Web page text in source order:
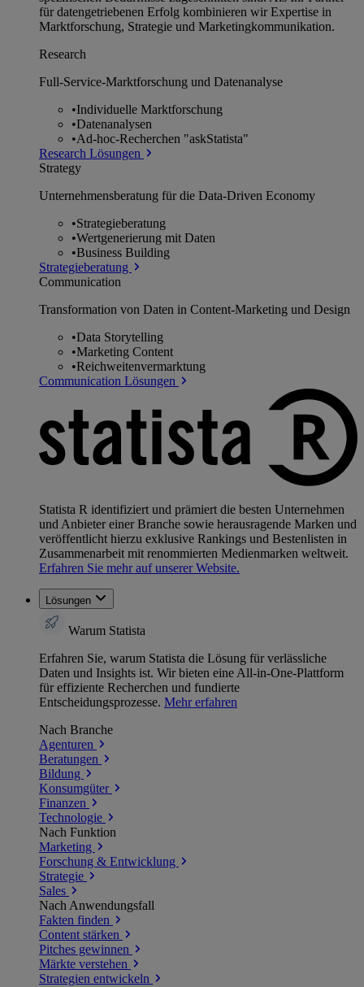
für datengetriebenen Erfolg kombinieren wir Expertise in
Marktforschung, Strategie und Marketingkommunikation.
Research
Full-Service-Marktforschung und Datenanalyse
•Individuelle Marktforschung
•Datenanalysen
•Ad-hoc-Recherchen "askStatista"
Research Lösungen
Strategy
Unternehmens­beratung für die Data-Driven Economy
•Strategieberatung
•Wertgenerierung mit Daten
•Business Building
Strategieberatung
Communication
Transformation von Daten in Content-Marketing und Design
•Data Storytelling
•Marketing Content
•Reichweitenvermarktung
Communication Lösungen
Statista R identifiziert und prämiert die besten Unternehmen
und Anbieter einer Branche sowie herausragende Marken und
veröffentlicht hierzu exklusive Rankings und Bestenlisten in
Zusammenarbeit mit renommierten Medienmarken weltweit.
Erfahren Sie mehr auf unserer Website.
Lösungen
Warum Statista
Erfahren Sie, warum Statista die Lösung für verlässliche
Daten und Insights ist. Wir bieten eine All-in-One-Plattform
für effiziente Recherchen und fundierte
Entscheidungsprozesse. Mehr erfahren
Nach Branche
Agenturen
Beratungen
Bildung
Konsumgüter
Finanzen
Technologie
Nach Funktion
Marketing
Forschung & Entwicklung
Strategie
Sales
Nach Anwendungsfall
Fakten finden
Content stärken
Pitches gewinnen
Märkte verstehen
Strategien entwickeln